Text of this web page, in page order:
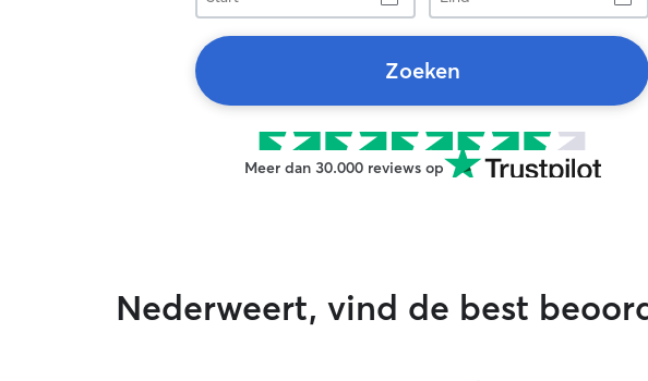
Zoeken
Meer dan 30.000 reviews op
Nederweert, vind de best